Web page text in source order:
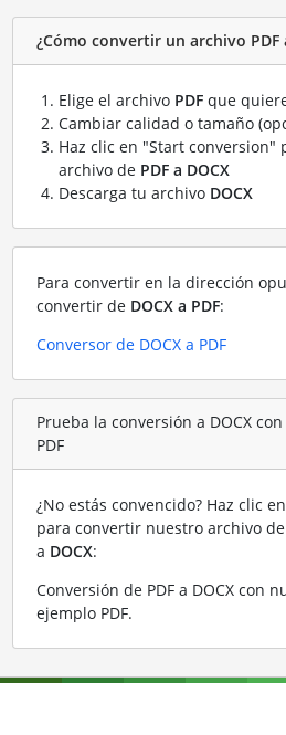
¿Cómo convertir un archivo PDF
Elige el archivo PDFque
Cambiar calidad o tamaño
Haz clic en "Start conversion"
archivo de PDF a DOCX
Descarga tu archivo DOCX
Para convertir en la dirección
convertir de DOCX a PDF:
Conversor de DOCX a PDF
Prueba la conversión a DOCX
PDF
¿No estás convencido? Haz clic
para convertir nuestro archivo
a DOCX:
Conversión de PDF a DOCX con
ejemplo PDF.